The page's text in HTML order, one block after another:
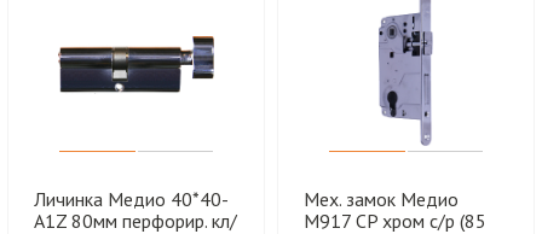
Личинка Медио 40*40-
A1Z 80мм перфорир. кл/
Мех. замок Медио
М917 CP хром с/р (85